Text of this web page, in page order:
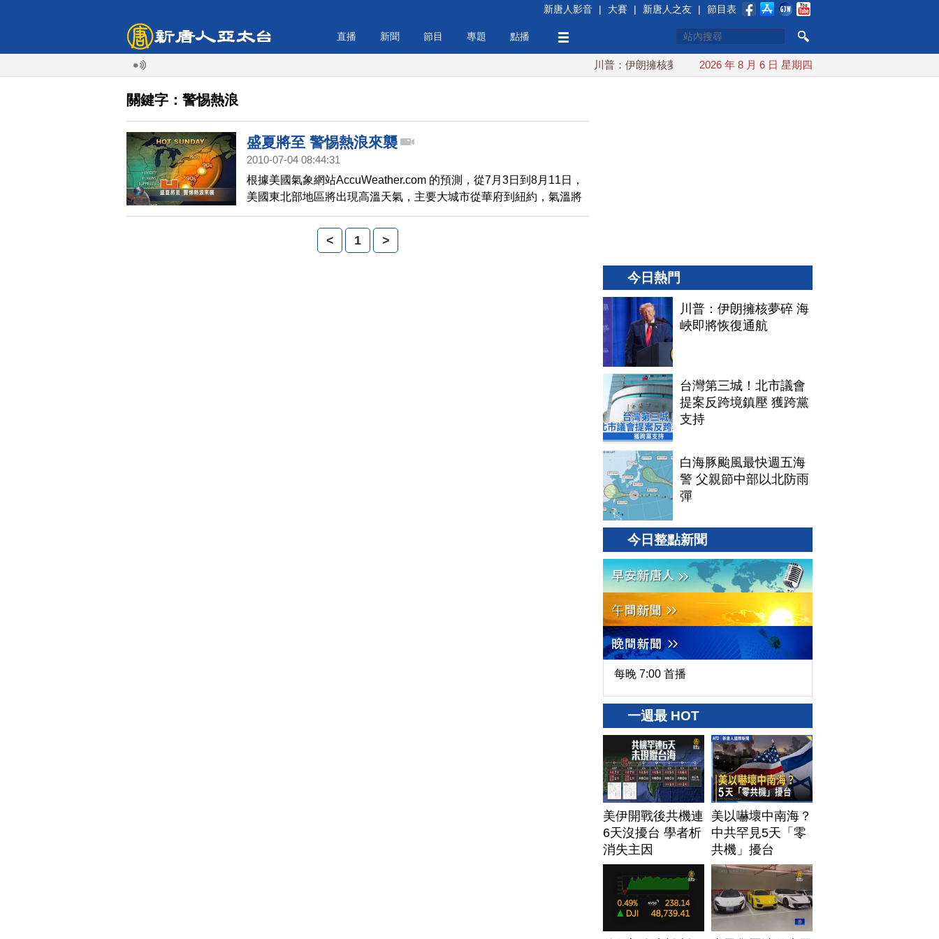
新唐人影音 | 大賽 | 新唐人之友 | 節目表
直播 新聞 節目 專題 點播
川普：伊朗擁核夢碎 海峽即將恢復通航 烏克蘭貨機旁驚現炸彈無人機
2026 年 8 月 6 日 星期四
關鍵字：警惕熱浪
盛夏將至 警惕熱浪來襲
2010-07-04 08:44:31
根據美國氣象網站AccuWeather.com 的預測，從7月3日到8月11日，
美國東北部地區將出現高溫天氣，主要大城市從華府到紐約，氣溫將
持續在華氏80到95度之間，甚至會達到100度的高溫。亞利桑那州等
美國西部內陸地區的氣溫也會高於往年。而美國西海岸將保持涼爽天
< 1 >
今日熱門
川普：伊朗擁核夢碎 海
峽即將恢復通航
台灣第三城！北市議會
提案反跨境鎮壓 獲跨黨
支持
白海豚颱風最快週五海
警 父親節中部以北防雨
彈
今日整點新聞
每晚 7:00 首播
一週最 HOT
美伊開戰後共機連
6天沒擾台 學者析
消失主因
美以嚇壞中南海？
中共罕見5天「零
共機」擾台